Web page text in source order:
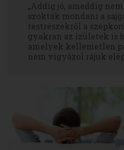
„Addig jó, ameddig
szokták mondani a
testrészekről a
gyakran az ízületek is
amelyek kellemetlen
nem vigyázol rájuk